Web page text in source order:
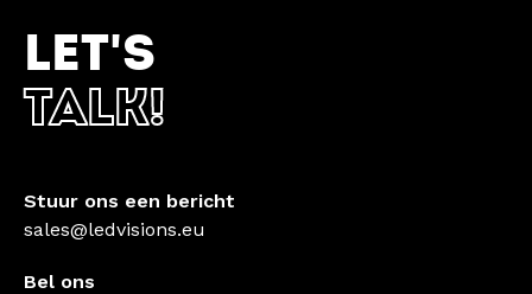
LET'S
TALK!
Stuur ons een bericht
sales@ledvisions.eu
Bel ons